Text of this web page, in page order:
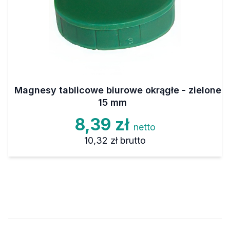
Magnesy tablicowe biurowe okrągłe - zielone
15 mm
8,39 zł netto
10,32 zł brutto